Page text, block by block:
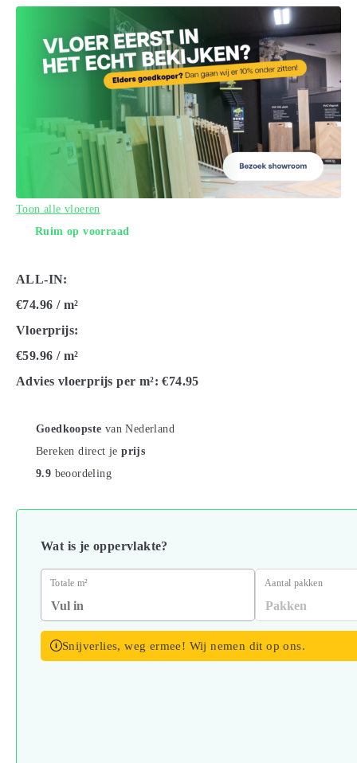
Toon alle vloeren
Ruim op voorraad
ALL-IN:
€74.96 / m²
Vloerprijs:
€59.96 / m²
Advies vloerprijs per m²: €74.95
Goedkoopste van Nederland
Bereken direct jeprijs
9.9 beoordeling
Wat is je oppervlakte?
Totale m² Aantal pakken
Snijverlies, weg ermee! Wij nemen dit op ons.